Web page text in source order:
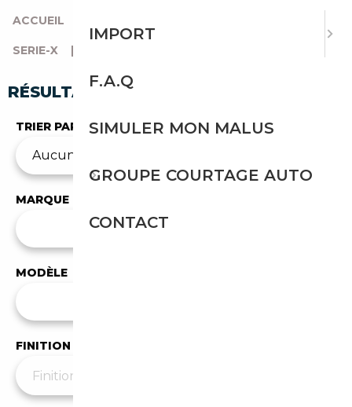
ACCUEIL
SERIE-X |
RÉSULTATS DE VOTRE RECHERCHE
TRIER PAR
MARQUE
BMW
MODÈLE
FINITION
IMPORT
F.A.Q
SIMULER MON MALUS
GROUPE COURTAGE AUTO
CONTACT